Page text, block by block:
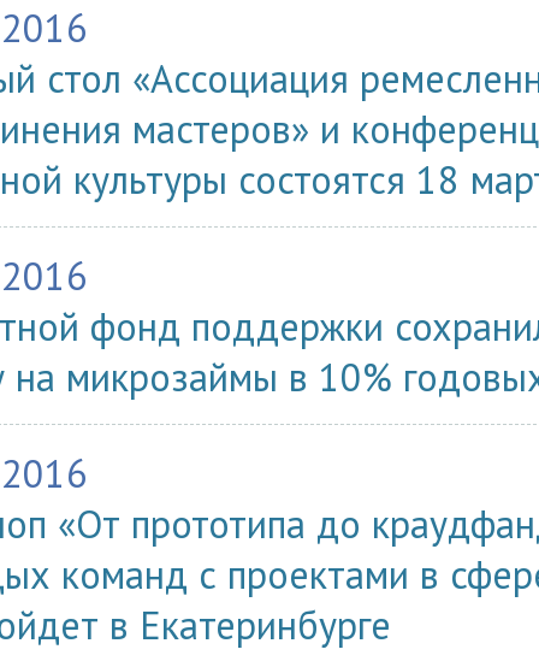
стол «Ассоциация
мастеров» и
культуры состоятся 18
фонд поддержки
на микрозаймы в 10%
«От прототипа до
команд с проектами в
в Екатеринбурге